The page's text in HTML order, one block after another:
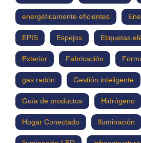
energéticamente eficientes
EPIS Espejos Etiquetas
Exterior Fabricación
gas radón Gestión inteligente
Guía de productos Hidrógeno
Hogar Conectado Iluminación